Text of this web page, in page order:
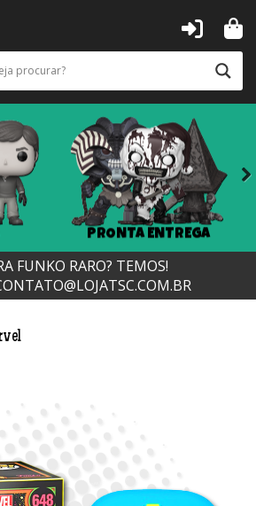
PRONTA ENTREGA
Next
FUNKO RARO? TEMOS!